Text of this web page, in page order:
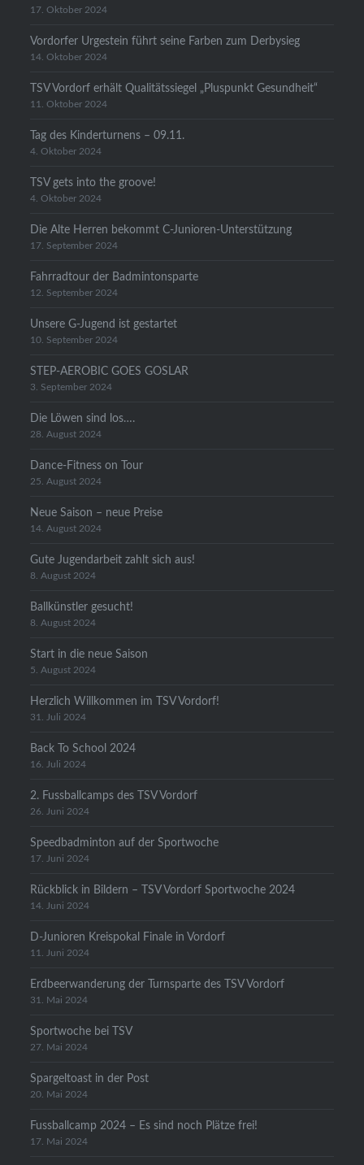
17. Oktober 2024
Vordorfer Urgestein führt seine Farben zum Derbysieg
14. Oktober 2024
TSV Vordorf erhält Qualitätssiegel „Pluspunkt Gesundheit“
11. Oktober 2024
Tag des Kinderturnens – 09.11.
4. Oktober 2024
TSV gets into the groove!
4. Oktober 2024
Die Alte Herren bekommt C-Junioren-Unterstützung
17. September 2024
Fahrradtour der Badmintonsparte
12. September 2024
Unsere G-Jugend ist gestartet
10. September 2024
STEP-AEROBIC GOES GOSLAR
3. September 2024
Die Löwen sind los….
28. August 2024
Dance-Fitness on Tour
25. August 2024
Neue Saison – neue Preise
14. August 2024
Gute Jugendarbeit zahlt sich aus!
8. August 2024
Ballkünstler gesucht!
8. August 2024
Start in die neue Saison
5. August 2024
Herzlich Willkommen im TSV Vordorf!
31. Juli 2024
Back To School 2024
16. Juli 2024
2. Fussballcamps des TSV Vordorf
26. Juni 2024
Speedbadminton auf der Sportwoche
17. Juni 2024
Rückblick in Bildern – TSV Vordorf Sportwoche 2024
14. Juni 2024
D-Junioren Kreispokal Finale in Vordorf
11. Juni 2024
Erdbeerwanderung der Turnsparte des TSV Vordorf
31. Mai 2024
Sportwoche bei TSV
27. Mai 2024
Spargeltoast in der Post
20. Mai 2024
Fussballcamp 2024 – Es sind noch Plätze frei!
17. Mai 2024